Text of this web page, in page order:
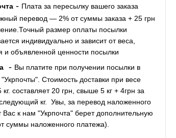
- Плата за пересылку вашего заказа
перевод — 2% от суммы заказа + 25 грн
размер оплаты посылки
индивидуально и зависит от веса,
и объявленной ценности посылки
- Вы платите при получении посылки в
Стоимость доставки при весе
кг. составляет 20 грн, свыше 5 кг + 4грн за
кг. Увы, за перевод наложенного
Вас к нам "Укрпочта" берет дополнительную
суммы наложенного платежа).